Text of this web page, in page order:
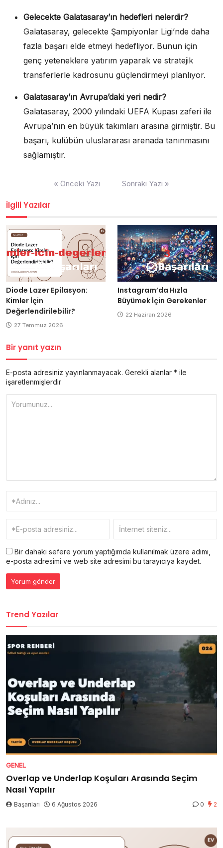
Gelecekte Galatasaray’ın hedefleri nelerdir?
Galatasaray, gelecekte Şampiyonlar Ligi’nde daha
fazla başarı elde etmeyi hedefliyor. Bunun için
genç yeteneklere yatırım yaparak ve stratejik
transferlerle kadrosunu güçlendirmeyi planlıyor.
Galatasaray’ın Avrupa’daki yeri nedir?
Galatasaray, 2000 yılındaki UEFA Kupası zaferi ile
Avrupa’nın en büyük takımları arasına girmiştir. Bu
başarı, kulübün uluslararası arenada tanınmasını
sağlamıştır.
« Önceki Yazı Sonraki Yazı »
İlgili Yazılar
Diode Lazer Epilasyon:
Kimler İçin
Değerlendirilebilir?
27 Temmuz 2026
Instagram’da Hızla
Büyümek İçin Gerekenler
22 Haziran 2026
Bir yanıt yazın
E-posta adresiniz yayınlanmayacak. Gerekli alanlar * ile
işaretlenmişlerdir
Bir dahaki sefere yorum yaptığımda kullanılmak üzere adımı,
e-posta adresimi ve web site adresimi bu tarayıcıya kaydet.
Trend Yazılar
GENEL
Overlap ve Underlap Koşuları Arasında Seçim
Nasıl Yapılır
Başarıları 6 Ağustos 2026 0 2